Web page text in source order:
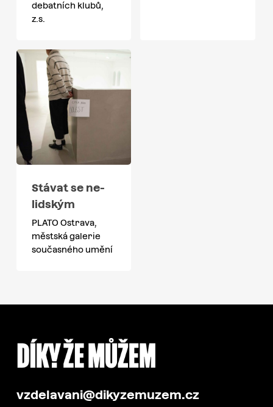
debatních klubů,
z.s.
Stávat se ne-
lidským
PLATO Ostrava,
městská galerie
současného umění
vzdelavani@dikyzemuzem.cz